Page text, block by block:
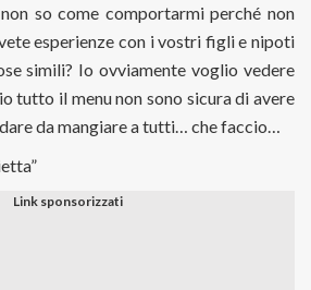
so come comportarmi perché non
esperienze con i vostri figli e nipoti
simili? Io ovviamente voglio vedere
tutto il menu non sono sicura di avere
da mangiare a tutti… che faccio…